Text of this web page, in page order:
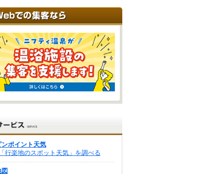
ンポイント天気
行楽地のスポット天気」を調べる